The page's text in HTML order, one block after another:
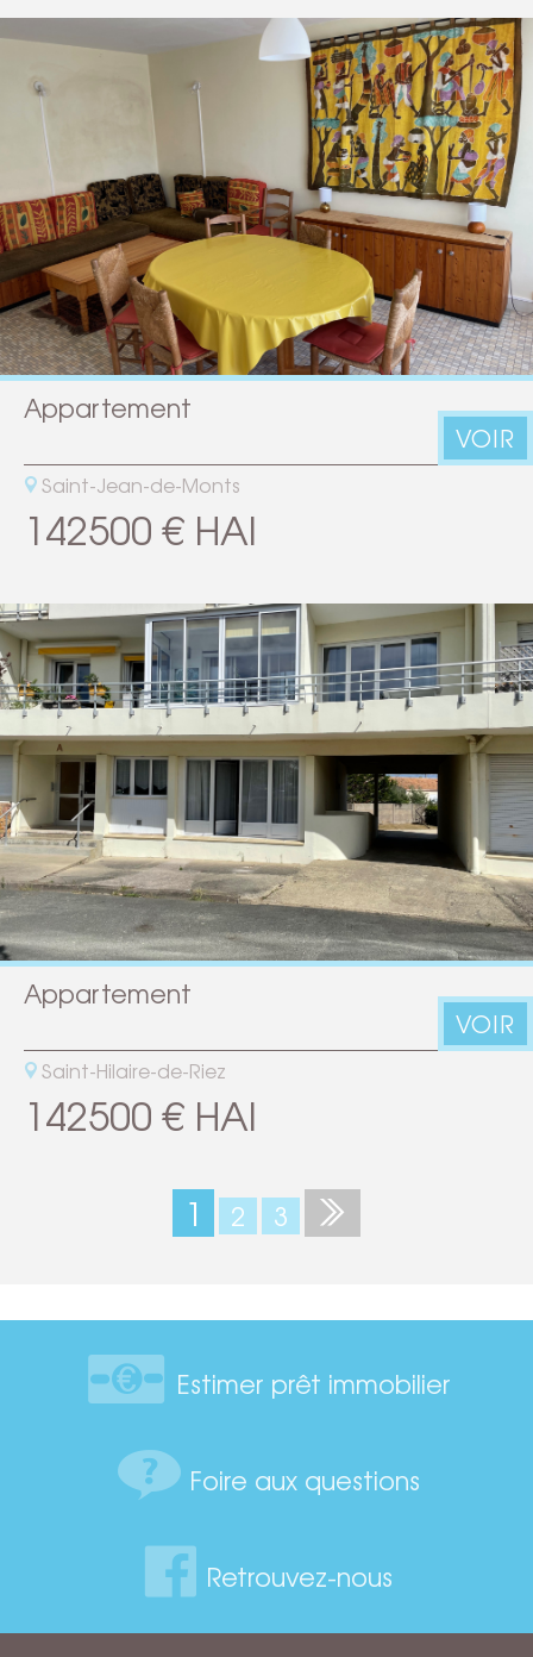
VOIR
Appartement
Saint-Jean-de-Monts
142500 € HAI
VOIR
Appartement
Saint-Hilaire-de-Riez
142500 € HAI
1 2 3
Estimer prêt immobilier
Foire aux questions
Retrouvez-nous